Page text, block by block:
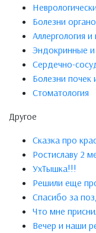
Болезни
Аллергология
Эндокринные
Сердечно-
Болезни почек
Стоматология
Другое
Сказка про
Ростиславу 2
УхТышка!!!
Решили еще
Спасибо за
Что мне
Вечер и наши